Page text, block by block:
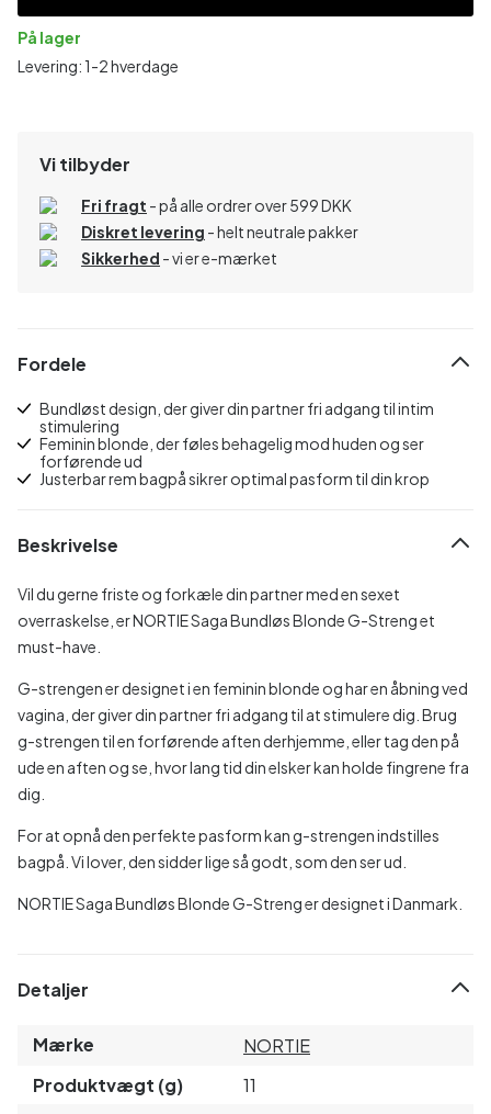
På lager
Levering: 1-2 hverdage
Vi tilbyder
Fri fragt - på alle ordrer over 599 DKK
Diskret levering - helt neutrale pakker
Sikkerhed - vi er e-mærket
Fordele
Bundløst design, der giver din partner fri adgang til intim
stimulering
Feminin blonde, der føles behagelig mod huden og ser
forførende ud
Justerbar rem bagpå sikrer optimal pasform til din krop
Beskrivelse
Vil du gerne friste og forkæle din partner med en sexet
overraskelse, er NORTIE Saga Bundløs Blonde G-Streng et
must-have.
G-strengen er designet i en feminin blonde og har en åbning ved
vagina, der giver din partner fri adgang til at stimulere dig. Brug
g-strengen til en forførende aften derhjemme, eller tag den på
ude en aften og se, hvor lang tid din elsker kan holde fingrene fra
dig.
For at opnå den perfekte pasform kan g-strengen indstilles
bagpå. Vi lover, den sidder lige så godt, som den ser ud.
NORTIE Saga Bundløs Blonde G-Streng er designet i Danmark.
Detaljer
Mærke
NORTIE
Produktvægt (g)
11